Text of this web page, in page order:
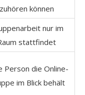
zuhören können
nur im
stattfindet
Person die Online-
im Blick behält